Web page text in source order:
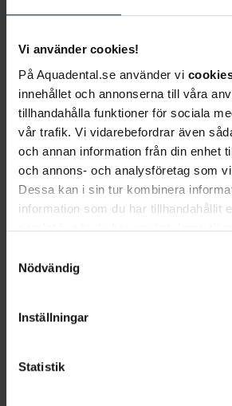
Vi använder cookies!
På Aquadental.se använder vi
innehållet och annonserna till våra
tillhandahålla funktioner för sociala
vår trafik. Vi vidarebefordrar även
och annan information från din enhet
och annons- och analysföretag som
Dessa kan i sin tur kombinera
information som du har tillhandahållit
samlat in när du har använt deras
Nödvändig
Inställningar
Statistik
Fluoros är en
emaljen och som orsakarvita
Fluoros är ett ofarligt tillstånd,
leda till att du blir missnöjd med
tänder. Tillståndet uppstår om
under tandutvecklingsfasen intar
fluorid.
I Sverige är fluoros ovanligt och
tillståndet lindrigt. Den främsta
drabbas av fluoros är dock inte
på att det finns tillsatt fluorid i
än 1,5 % fluorid per liter vatten.